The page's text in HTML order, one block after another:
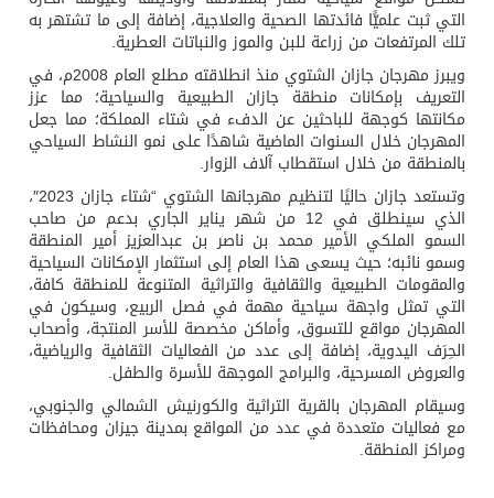
التي ثبت علميًّا فائدتها الصحية والعلاجية، إضافة إلى ما تشتهر به
تلك المرتفعات من زراعة للبن والموز والنباتات العطرية.
ويبرز مهرجان جازان الشتوي منذ انطلاقته مطلع العام 2008م، في
التعريف بإمكانات منطقة جازان الطبيعية والسياحية؛ مما عزز
مكانتها كوجهة للباحثين عن الدفء في شتاء المملكة؛ مما جعل
المهرجان خلال السنوات الماضية شاهدًا على نمو النشاط السياحي
بالمنطقة من خلال استقطاب آلاف الزوار.
وتستعد جازان حاليًا لتنظيم مهرجانها الشتوي “شتاء جازان 2023″،
الذي سينطلق في 12 من شهر يناير الجاري بدعم من صاحب
السمو الملكي الأمير محمد بن ناصر بن عبدالعزيز أمير المنطقة
وسمو نائبه؛ حيث يسعى هذا العام إلى استثمار الإمكانات السياحية
والمقومات الطبيعية والثقافية والتراثية المتنوعة للمنطقة كافة،
التي تمثل واجهة سياحية مهمة في فصل الربيع، وسيكون في
المهرجان مواقع للتسوق، وأماكن مخصصة للأسر المنتجة، وأصحاب
الحِرَف اليدوية، إضافة إلى عدد من الفعاليات الثقافية والرياضية،
والعروض المسرحية، والبرامج الموجهة للأسرة والطفل.
وسيقام المهرجان بالقرية التراثية والكورنيش الشمالي والجنوبي،
مع فعاليات متعددة في عدد من المواقع بمدينة جيزان ومحافظات
ومراكز المنطقة.